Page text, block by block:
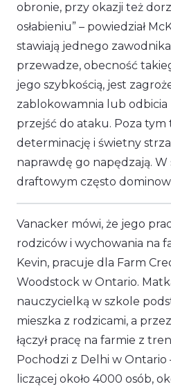
obronie, przy okazji też
osłabieniu” – powiedział
stawiają jednego
przewadze, obecność
jego szybkością, jest
zablokowamnia lub odbicia
przejść do ataku. Poza tym
determinację i świetny
naprawdę go napędzają.
draftowym często
Vanacker mówi, że jego
rodziców i wychowania na
Kevin, pracuje dla Farm
Woodstock w Ontario.
nauczycielką w szkole
mieszka z rodzicami, a
łączył pracę na farmie z
Pochodzi z Delhi w Ontario
liczącej około 4000 osób,